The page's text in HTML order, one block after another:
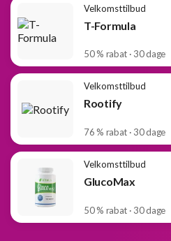
Velkomsttilbud
T-Formula
50 % rabat · 30 dage
Velkomsttilbud
Rootify
76 % rabat · 30 dage
Velkomsttilbud
GlucoMax
50 % rabat · 30 dage